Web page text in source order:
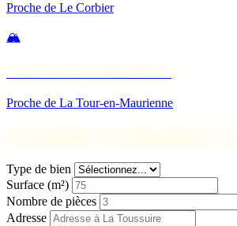
Proche de Le Corbier
🏔️
Proche de La Tour-en-Maurienne
Type de bien
Surface (m²)
Nombre de pièces
Adresse